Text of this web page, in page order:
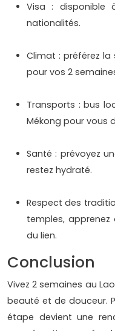
Visa : disponible
nationalités.
Climat : préférez
pour vos 2
Transports : bus
Mékong pour vous
Santé : prévoyez
restez hydraté.
Respect des
temples,
du lien.
Conclusion
Vivez 2 semaines au
beauté et de douceur.
étape devient une